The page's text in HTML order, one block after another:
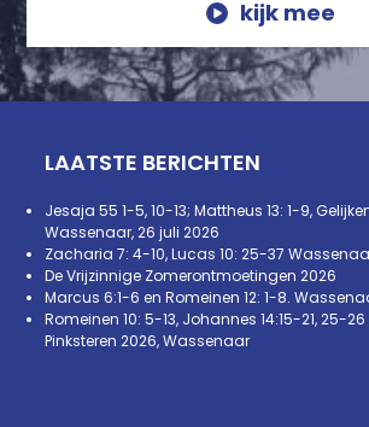
kijk mee
LAATSTE BERICHTEN
Jesaja 55 1-5, 10-13; Mattheus 13: 1-9,
Wassenaar, 26 juli 2026
Zacharia 7: 4-10, Lucas 10: 25-37
De Vrijzinnige Zomerontmoetingen 2026
Marcus 6:1-6 en Romeinen 12: 1-8.
Romeinen 10: 5-13, Johannes 14:15-21, 25-
Pinksteren 2026, Wassenaar